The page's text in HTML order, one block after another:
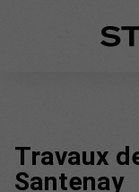
Travaux
Santenay